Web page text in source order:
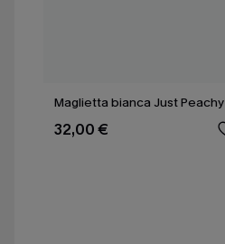
Maglietta bianca Just Peachy
32,00 €